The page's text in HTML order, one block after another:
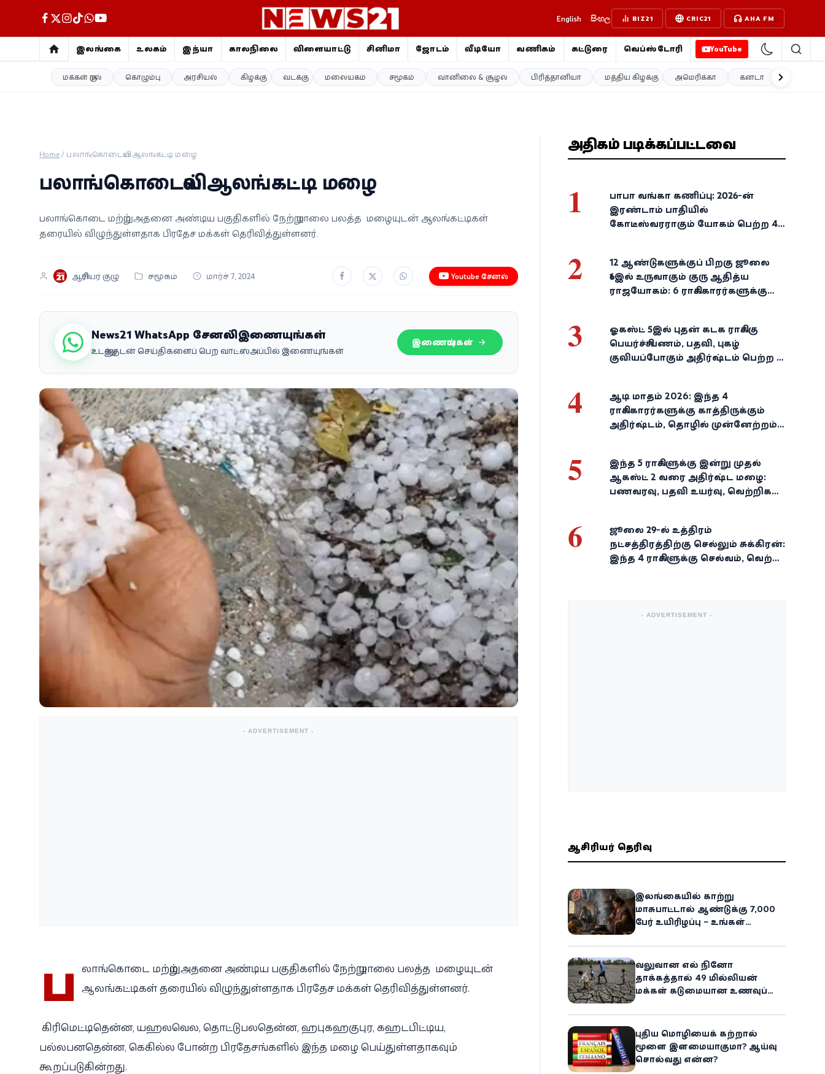
English සිංහල BIZ21 CRIC21 AHA FM
இலங்கை உலகம் இந்தியா காலநிலை விளையாட்டு சினிமா ஜோதிடம் வீடியோ வணிகம் கட்டுரை வெப்ஸ்டோரி YouTube
மக்கள் குரல் கொழும்பு அரசியல் கிழக்கு வடக்கு மலையகம் சமூகம் வானிலை & சூழல் பிரித்தானியா மத்திய கிழக்கு அமெரிக்கா கனடா
இலங்கை
சினிமா
வணிகம்
தமிழ்
Home/ பலாங்கொடையில் ஆலங்கட்டி மழை
பலாங்கொடையில் ஆலங்கட்டி மழை
பலாங்கொடை மற்றும் அதனை அண்டிய பகுதிகளில் நேற்று மாலை பலத்த மழையுடன் ஆலங்கட்டிகள்
தரையில் விழுந்துள்ளதாக பிரதேச மக்கள் தெரிவித்துள்ளனர்.
ஆசிரியர் குழு சமூகம் மார்ச் 7, 2024 Youtube சேனல்
News21 WhatsApp சேனலில் இணையுங்கள்
உடனுக்குடன் செய்திகளைப் பெற வாட்ஸ்அப்பில் இணையுங்கள்
இணையுங்கள்
- ADVERTISEMENT -
ப லாங்கொடை மற்றும் அதனை அண்டிய பகுதிகளில் நேற்று மாலை பலத்த மழையுடன்
ஆலங்கட்டிகள் தரையில் விழுந்துள்ளதாக பிரதேச மக்கள் தெரிவித்துள்ளனர்.
கிரிமெட்டிதென்ன, யஹலவெல, தொட்டுபலதென்ன, ஹபுகஹகுபுர, கஹடபிட்டிய,
பல்லபனதென்ன, கெகில்ல போன்ற பிரதேசங்களில் இந்த மழை பெய்துள்ளதாகவும்
கூறப்படுகின்றது.
அதிகம் படிக்கப்பட்டவை
1
பாபா வங்கா கணிப்பு: 2026-ன்
இரண்டாம் பாதியில்
கோடீஸ்வரராகும் யோகம் பெற்ற 4
2
12 ஆண்டுகளுக்குப் பிறகு ஜூலை
16இல் உருவாகும் குரு ஆதித்ய
ராஜயோகம்: 6 ராசிக்காரர்களுக்கு
3
ஓகஸ்ட் 5இல் புதன் கடக ராசிக்கு
பெயர்ச்சி: பணம், பதவி, புகழ்
குவியப்போகும் அதிர்ஷ்டம் பெற்ற 3
4
ஆடி மாதம் 2026: இந்த 4
ராசிக்காரர்களுக்கு காத்திருக்கும்
அதிர்ஷ்டம், தொழில் முன்னேற்றம்,
5
இந்த 5 ராசிகளுக்கு இன்று முதல்
ஆகஸ்ட் 2 வரை அதிர்ஷ்ட மழை:
பணவரவு, பதவி உயர்வு, வெற்றிகள்
6
ஜூலை 29-ல் உத்திரம்
நட்சத்திரத்திற்கு செல்லும் சுக்கிரன்:
இந்த 4 ராசிகளுக்கு செல்வம், வெற்றி,
- ADVERTISEMENT -
ஆசிரியர் தெரிவு
இலங்கையில் காற்று
மாசுபாட்டால் ஆண்டுக்கு 7,000
பேர் உயிரிழப்பு – உங்கள்
ஆபத்து!
வலுவான எல் நினோ
தாக்கத்தால் 49 மில்லியன்
மக்கள் கடுமையான உணவுப்
அபாயம் - உலக உணவுத் திட்டம்
எச்சரிக்கை!
புதிய மொழியைக் கற்றால்
மூளை இளமையாகுமா? ஆய்வு
சொல்வது என்ன?